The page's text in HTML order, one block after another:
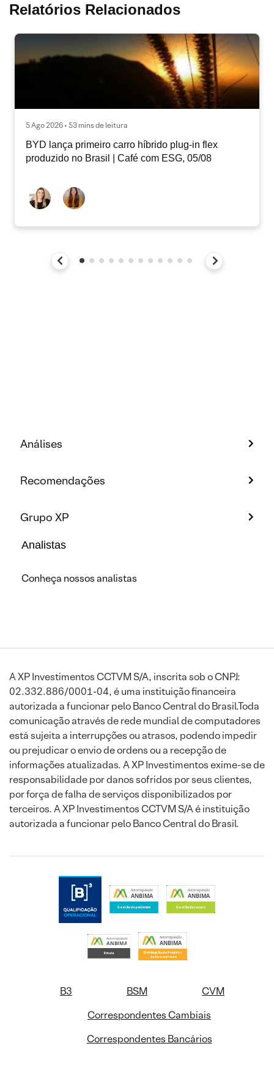
Relatórios Relacionados
5 Ago 2026 • 53 mins de leitura
BYD lança primeiro carro híbrido plug-in flex
produzido no Brasil | Café com ESG, 05/08
Análises
Recomendações
Grupo XP
Analistas
Conheça nossos analistas
A XP Investimentos CCTVM S/A, inscrita sob o CNPJ:
02.332.886/0001-04, é uma instituição financeira
autorizada a funcionar pelo Banco Central do Brasil.Toda
comunicação através de rede mundial de computadores
está sujeita a interrupções ou atrasos, podendo impedir
ou prejudicar o envio de ordens ou a recepção de
informações atualizadas. A XP Investimentos exime-se de
responsabilidade por danos sofridos por seus clientes,
por força de falha de serviços disponibilizados por
terceiros. A XP Investimentos CCTVM S/A é instituição
autorizada a funcionar pelo Banco Central do Brasil.
B3 BSM
CVM
Correspondentes Cambiais
Correspondentes Bancários